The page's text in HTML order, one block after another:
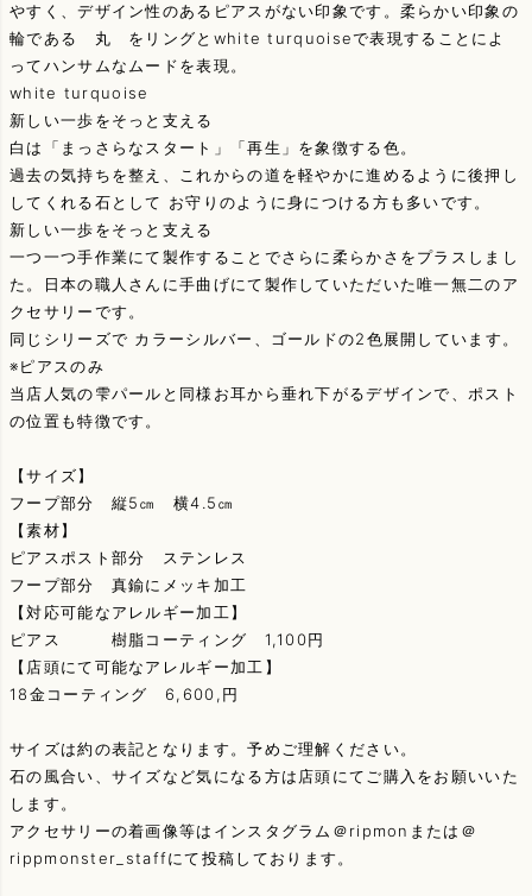
やすく、デザイン性のあるピアスがない印象です。柔らかい印象の
輪である 丸 をリングとwhite turquoiseで表現することによ
ってハンサムなムードを表現。
white turquoise
新しい一歩をそっと支える
白は「まっさらなスタート」「再生」を象徴する色。
過去の気持ちを整え、これからの道を軽やかに進めるように後押し
してくれる石として お守りのように身につける方も多いです。
新しい一歩をそっと支える
一つ一つ手作業にて製作することでさらに柔らかさをプラスしまし
た。日本の職人さんに手曲げにて製作していただいた唯一無二のア
クセサリーです。
同じシリーズで カラーシルバー、ゴールドの2色展開しています。
※ピアスのみ
当店人気の雫パールと同様お耳から垂れ下がるデザインで、ポスト
の位置も特徴です。
【サイズ】
フープ部分 縦5㎝ 横4.5㎝
【素材】
ピアスポスト部分 ステンレス
フープ部分 真鍮にメッキ加工
【対応可能なアレルギー加工】
ピアス 樹脂コーティング 1,100円
【店頭にて可能なアレルギー加工】
18金コーティング 6,600,円
サイズは約の表記となります。予めご理解ください。
石の風合い、サイズなど気になる方は店頭にてご購入をお願いいた
します。
アクセサリーの着画像等はインスタグラム＠ripmonまたは＠
rippmonster_staffにて投稿しております。